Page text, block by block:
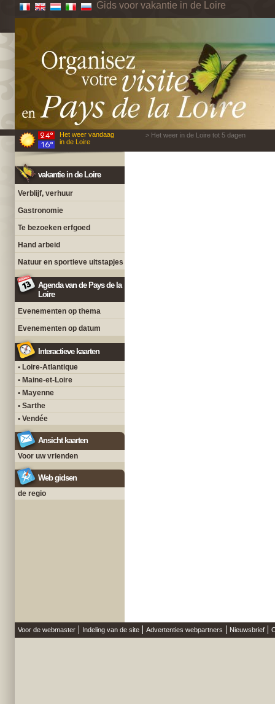
Gids voor vakantie in de Loire
Het weer vandaag
in de Loire
> Het weer in de Loire tot 5 dagen
vakantie in de Loire
Verblijf, verhuur
Gastronomie
Te bezoeken erfgoed
Hand arbeid
Natuur en sportieve uitstapjes
Agenda van de Pays de la
Loire
Evenementen op thema
Evenementen op datum
Interactieve kaarten
• Loire-Atlantique
• Maine-et-Loire
• Mayenne
• Sarthe
• Vendée
Ansicht kaarten
Voor uw vrienden
Web gidsen
de regio
Voor de webmaster Indeling van de site Advertenties webpartners Nieuwsbrief